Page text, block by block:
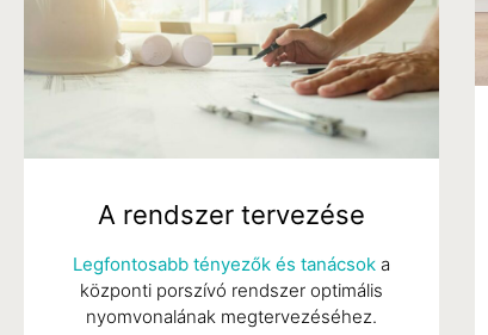
A rendszer tervezése
Legfontosabb tényezők és tanácsok a
központi porszívó rendszer optimális
nyomvonalának megtervezéséhez.